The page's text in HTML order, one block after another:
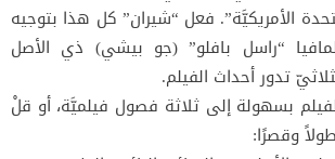
الأمريكيَّة”. فعل “شيران” كل هذا بتوجيه
“راسل بافلو” (جو بيشي) ذي الأصل
تدور أحداث الفيلم.
بسهولة إلى ثلاثة فصول فيلميَّة، أو قلْ
وقصرًا: